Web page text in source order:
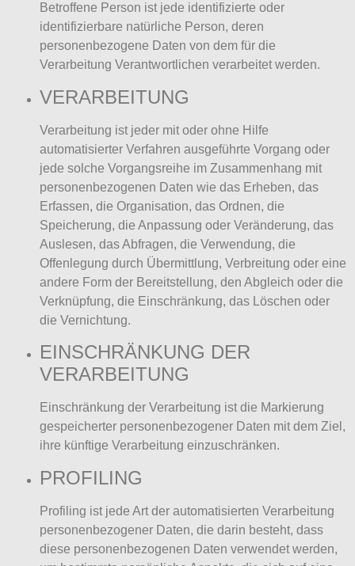
Betroffene Person ist jede identifizierte oder
identifizierbare natürliche Person, deren
personenbezogene Daten von dem für die
Verarbeitung Verantwortlichen verarbeitet werden.
VERARBEITUNG
Verarbeitung ist jeder mit oder ohne Hilfe
automatisierter Verfahren ausgeführte Vorgang oder
jede solche Vorgangsreihe im Zusammenhang mit
personenbezogenen Daten wie das Erheben, das
Erfassen, die Organisation, das Ordnen, die
Speicherung, die Anpassung oder Veränderung, das
Auslesen, das Abfragen, die Verwendung, die
Offenlegung durch Übermittlung, Verbreitung oder eine
andere Form der Bereitstellung, den Abgleich oder die
Verknüpfung, die Einschränkung, das Löschen oder
die Vernichtung.
EINSCHRÄNKUNG DER
VERARBEITUNG
Einschränkung der Verarbeitung ist die Markierung
gespeicherter personenbezogener Daten mit dem Ziel,
ihre künftige Verarbeitung einzuschränken.
PROFILING
Profiling ist jede Art der automatisierten Verarbeitung
personenbezogener Daten, die darin besteht, dass
diese personenbezogenen Daten verwendet werden,